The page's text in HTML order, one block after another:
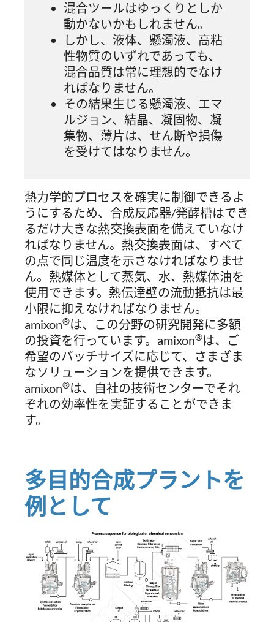
混合ツールはゆっくりとしか
動かないかもしれません。
しかし、液体、懸濁液、高粘
性物質のいずれであっても、
混合品質は常に理想的でなけ
ればなりません。
その結果生じる懸濁液、エマ
ルジョン、結晶、凝固物、凝
集物、薄片は、せん断や損傷
を受けてはなりません。
熱力学的プロセスを確実に制御できるよ
うにするため、合成反応器/発酵槽はでき
るだけ大きな熱交換表面を備えていなけ
ればなりません。熱交換表面は、すべて
の点で同じ温度を示さなければなりませ
ん。熱媒体として蒸気、水、熱媒体油を
使用できます。熱伝達壁の流動抵抗は最
小限に抑えなければなりません。
amixon®は、この分野の研究開発に多額
の投資を行っています。amixon®は、ご
希望のバッチサイズに応じて、さまざま
なソリューションを提供できます。
amixon®は、自社の技術センターでそれ
ぞれの効率性を実証することができま
す。
多目的合成プラントを
例として